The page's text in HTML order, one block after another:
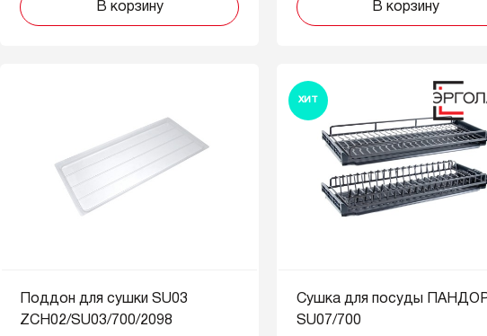
В корзину В корзину
Поддон для сушки SU03
ZCH02/SU03/700/2098
ХИТ
Сушка для посуды
SU07/700